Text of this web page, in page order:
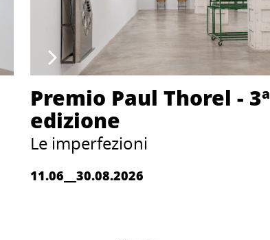
Premio Paul Thorel - 3ª
edizione
Le imperfezioni
11.06__30.08.2026